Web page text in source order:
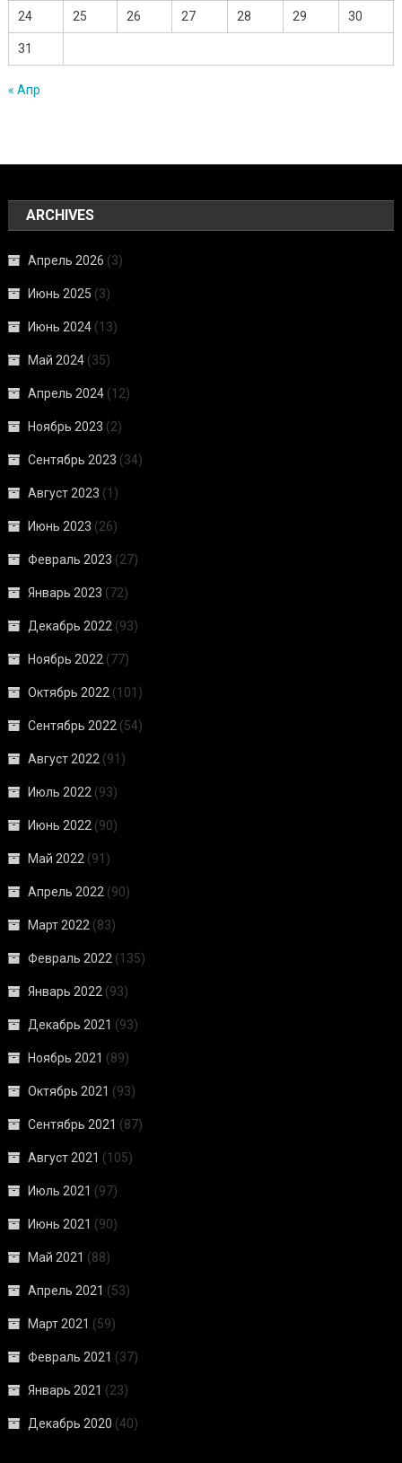
24 25 26 27 28 29 30
31
« Апр
ARCHIVES
Апрель 2026 (3)
Июнь 2025 (3)
Июнь 2024 (13)
Май 2024 (35)
Апрель 2024 (12)
Ноябрь 2023 (2)
Сентябрь 2023 (34)
Август 2023 (1)
Июнь 2023 (26)
Февраль 2023 (27)
Январь 2023 (72)
Декабрь 2022 (93)
Ноябрь 2022 (77)
Октябрь 2022 (101)
Сентябрь 2022 (54)
Август 2022 (91)
Июль 2022 (93)
Июнь 2022 (90)
Май 2022 (91)
Апрель 2022 (90)
Март 2022 (83)
Февраль 2022 (135)
Январь 2022 (93)
Декабрь 2021 (93)
Ноябрь 2021 (89)
Октябрь 2021 (93)
Сентябрь 2021 (87)
Август 2021 (105)
Июль 2021 (97)
Июнь 2021 (90)
Май 2021 (88)
Апрель 2021 (53)
Март 2021 (59)
Февраль 2021 (37)
Январь 2021 (23)
Декабрь 2020 (40)